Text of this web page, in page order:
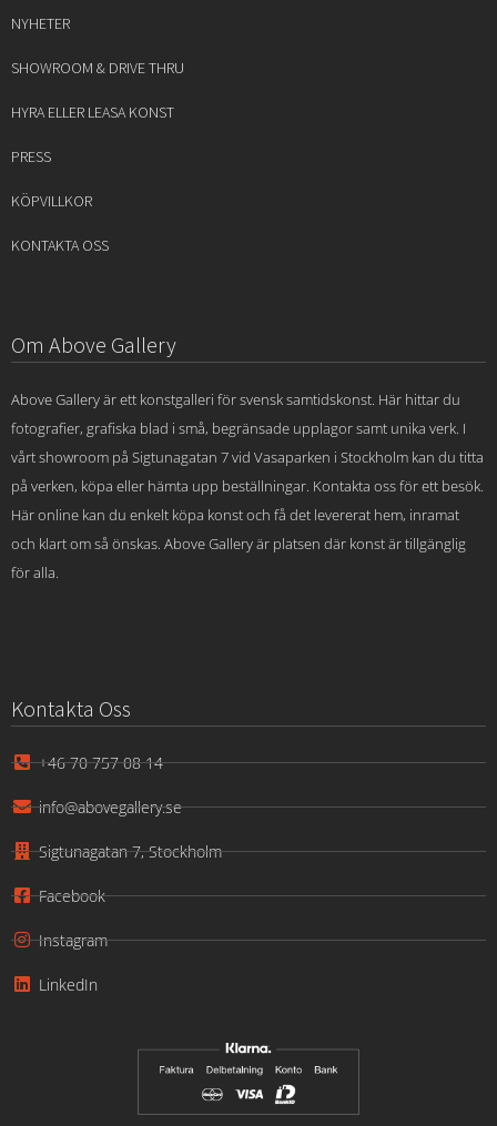
NYHETER
SHOWROOM & DRIVE THRU
HYRA ELLER LEASA KONST
PRESS
KÖPVILLKOR
KONTAKTA OSS
Om Above Gallery
Above Gallery är ett konstgalleri för svensk samtidskonst. Här hittar du
fotografier, grafiska blad i små, begränsade upplagor samt unika verk. I
vårt showroom på Sigtunagatan 7 vid Vasaparken i Stockholm kan du titta
på verken, köpa eller hämta upp beställningar. Kontakta oss för ett besök.
Här online kan du enkelt köpa konst och få det levererat hem, inramat
och klart om så önskas. Above Gallery är platsen där konst är tillgänglig
för alla.
Kontakta Oss
+46 70 757 08 14
info@abovegallery.se
Sigtunagatan 7, Stockholm
Facebook
Instagram
LinkedIn